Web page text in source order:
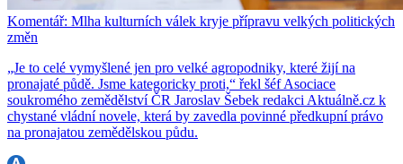
Komentář: Mlha kulturních válek kryje přípravu velkých politických
změn
„Je to celé vymyšlené jen pro velké agropodniky, které žijí na
pronajaté půdě. Jsme kategoricky proti,“ řekl šéf Asociace
soukromého zemědělství ČR Jaroslav Šebek redakci Aktuálně.cz k
chystané vládní novele, která by zavedla povinné předkupní právo
na pronajatou zemědělskou půdu.